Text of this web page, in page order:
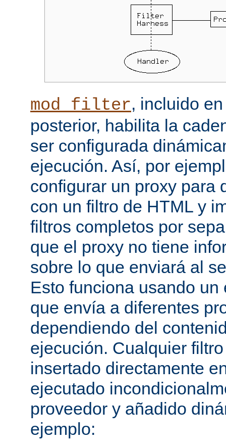
mod_filter, incluido
posterior, habilita la
ser configurada
ejecución. Así, por
configurar un proxy para
con un filtro de HTML y
filtros completos por
que el proxy no tiene
sobre lo que enviará al
Esto funciona usando un
que envía a diferentes
dependiendo del
ejecución. Cualquier
insertado directamente
ejecutado
proveedor y añadido
ejemplo: